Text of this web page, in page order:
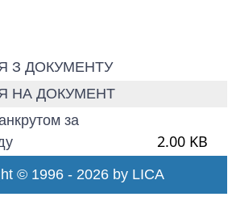
З ДОКУМЕНТУ
НА ДОКУМЕНТ
за
2.00 KB
© 1996 - 2026 by LICA